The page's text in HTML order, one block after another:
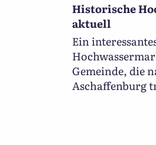
Historische
aktuell
Ein
Gemeinde, die
Aschaffenburg